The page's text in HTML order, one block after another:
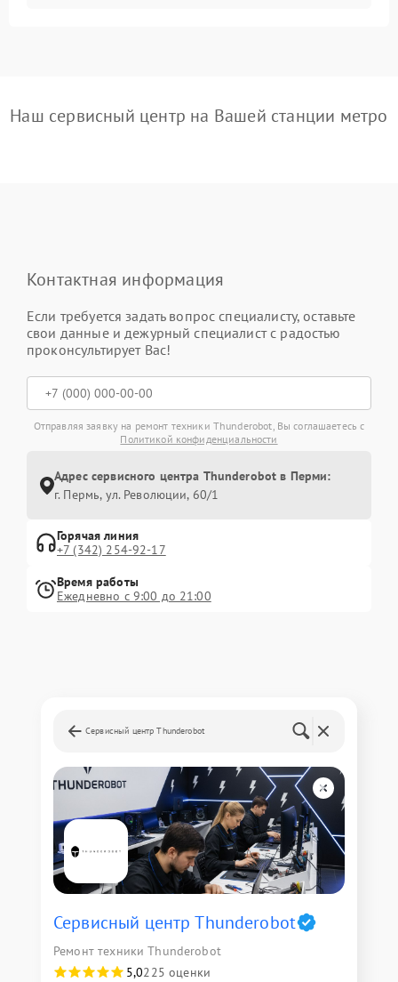
Наш сервисный центр на Вашей станции метро
Контактная информация
Если требуется задать вопрос специалисту, оставьте
свои данные и дежурный специалист с радостью
проконсультирует Вас!
Отправляя заявку на ремонт техники Thunderobot, Вы соглашаетесь с
Политикой конфиденциальности
Адрес сервисного центра Thunderobot в Перми:
г. Пермь, ул. ​Революции, 60/1
Горячая линия
+7 (342) 254-92-17
Время работы
Ежедневно с 9:00 до 21:00
Сервисный центр Thunderobot
Сервисный центр Thunderobot
Ремонт техники Thunderobot
5,0225 оценки